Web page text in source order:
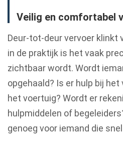
Veilig en comfortabel
Deur-tot-deur vervoer klinkt
in de praktijk is het vaak
zichtbaar wordt. Wordt
opgehaald? Is er hulp bij
het voertuig? Wordt er
hulpmiddelen of
genoeg voor iemand die